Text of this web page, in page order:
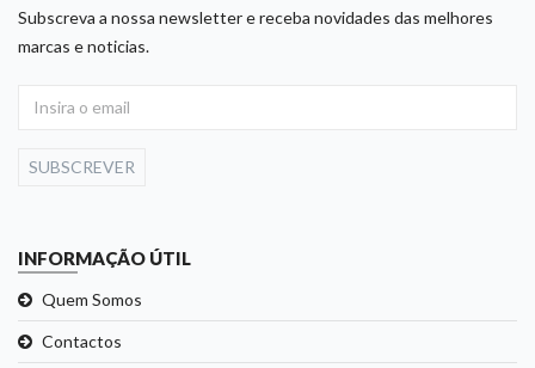
Subscreva a nossa newsletter e receba novidades das melhores
marcas e noticias.
SUBSCREVER
INFORMAÇÃO ÚTIL
Quem Somos
Contactos